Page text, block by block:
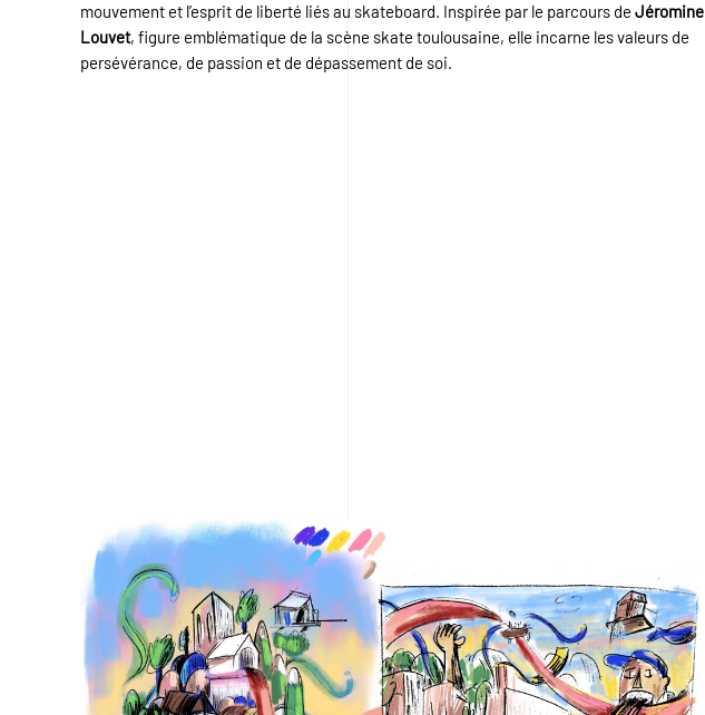
mouvement et l’esprit de liberté liés au skateboard. Inspirée par le parcours de Jéromine
Louvet, figure emblématique de la scène skate toulousaine, elle incarne les valeurs de
persévérance, de passion et de dépassement de soi.